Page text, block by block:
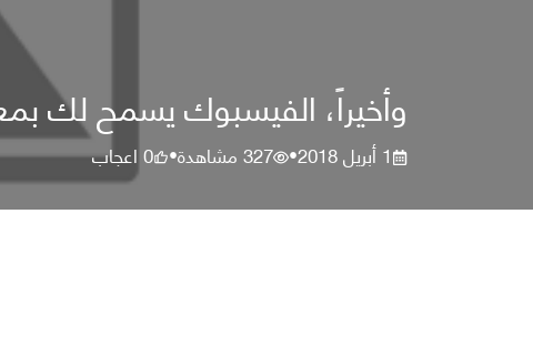
وأخيراً، الفيسبوك يسمح لك
1 أبريل 2018 •
327مشاهدة•
0اعجاب